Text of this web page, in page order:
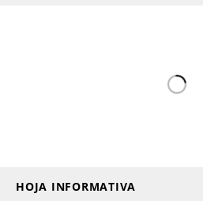
HOJA INFORMATIVA